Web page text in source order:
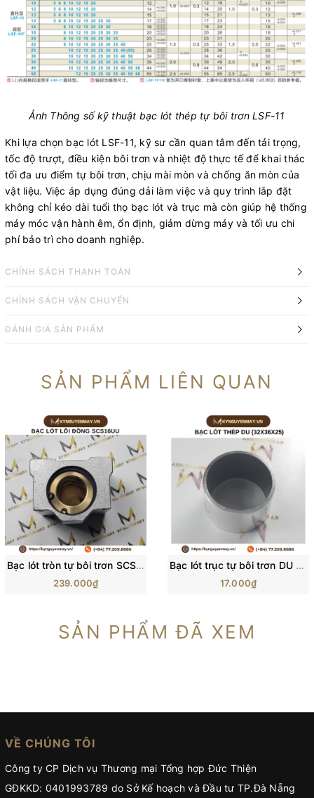
Ảnh Thông số kỹ thuật bạc lót thép tự bôi trơn LSF-11
Khi lựa chọn bạc lót LSF-11, kỹ sư cần quan tâm đến tải trọng,
tốc độ trượt, điều kiện bôi trơn và nhiệt độ thực tế để khai thác
tối đa ưu điểm tự bôi trơn, chịu mài mòn và chống ăn mòn của
vật liệu. Việc áp dụng đúng dải làm việc và quy trình lắp đặt
không chỉ kéo dài tuổi thọ bạc lót và trục mà còn giúp hệ thống
máy móc vận hành êm, ổn định, giảm dừng máy và tối ưu chi
phí bảo trì cho doanh nghiệp.
CHÍNH SÁCH THANH TOÁN
CHÍNH SÁCH VẬN CHUYỂN
ĐÁNH GIÁ SẢN PHẨM
SẢN PHẨM LIÊN QUAN
Bạc lót tròn tự bôi trơn SCS (Lớp đồng bên trong & Đế nhôm)
239.000₫
Bạc lót trục tự bôi trơn DU (Bạc lót thép DU)
17.000₫
SẢN PHẨM ĐÃ XEM
VỀ CHÚNG TÔI
Công ty CP Dịch vụ Thương mại Tổng hợp Đức Thiện
GĐKKD: 0401993789 do Sở Kế hoạch và Đầu tư TP.Đà Nẵng